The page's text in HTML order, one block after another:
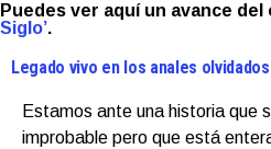
Puedes ver aquí un avance del
Siglo’.
Legado vivo en los anales
Estamos ante una historia que
improbable pero que está